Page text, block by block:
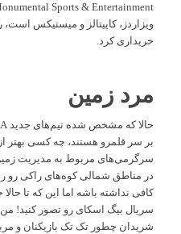
خریداری کرد.
مرد زمین
بر سر قلمرو هستند، چه کسی بهتر
سرگرمی‌های مربوط به مدیریت
در مناطق شمالی کوه‌های راکی رو
کافی نداشته باشه اما این که تا
سریال بیگ اسکای رو تصور کنید!
شریدان چطور تک تک بازیکنان و